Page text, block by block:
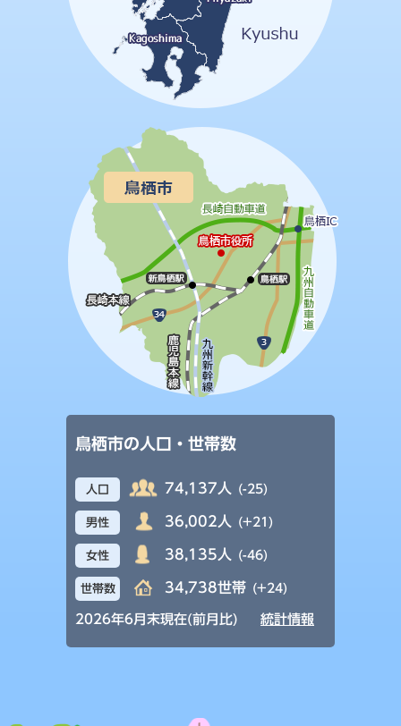
鳥栖市の人口・世帯数
人口 74,137人 (-25)
男性 36,002人 (+21)
女性 38,135人 (-46)
世帯数 34,738世帯 (+24)
2026年6月末現在(前月比) 統計情報